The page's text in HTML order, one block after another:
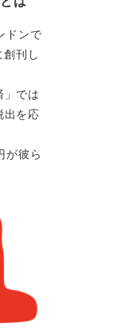
ドンで
刊し
では
出を応
が彼ら